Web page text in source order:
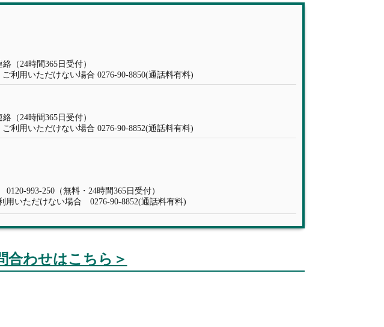
（24時間365日受付）
利用いただけない場合 0276-90-8850(通話料有料)
（24時間365日受付）
利用いただけない場合 0276-90-8852(通話料有料)
993-250（無料・24時間365日受付）
用いただけない場合 0276-90-8852(通話料有料)
合わせはこちら＞